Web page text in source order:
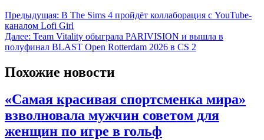
Предыдущая: В The Sims 4 пройдёт коллаборация с YouTube-
каналом Lofi Girl
Далее: Team Vitality обыграла PARIVISION и вышла в
полуфинал BLAST Open Rotterdam 2026 в CS 2
Похожие новости
«Самая красивая спортсменка мира»
взволновала мужчин советом для
женщин по игре в гольф